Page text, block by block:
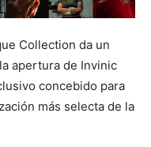
Collection da un
apertura de Invinic
concebido para
más selecta de la